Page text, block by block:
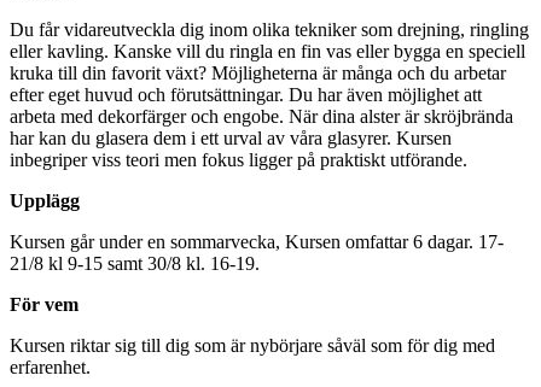
Du får vidareutveckla dig inom olika tekniker som drejning, ringling
eller kavling. Kanske vill du ringla en fin vas eller bygga en speciell
kruka till din favorit växt? Möjligheterna är många och du arbetar
efter eget huvud och förutsättningar. Du har även möjlighet att
arbeta med dekorfärger och engobe. När dina alster är skröjbrända
har kan du glasera dem i ett urval av våra glasyrer. Kursen
inbegriper viss teori men fokus ligger på praktiskt utförande.
Upplägg
Kursen går under en sommarvecka, Kursen omfattar 6 dagar. 17-
21/8 kl 9-15 samt 30/8 kl. 16-19.
För vem
Kursen riktar sig till dig som är nybörjare såväl som för dig med
erfarenhet.